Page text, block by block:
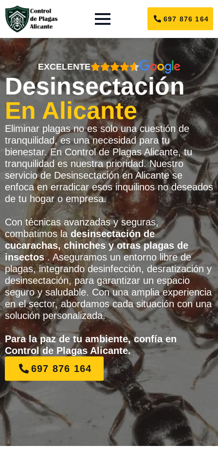
697 876 164
EXCELENTE
Desinsectación
En Alicante
Eliminar plagas no es solo una cuestión de
tranquilidad, es una necesidad para tu
bienestar. En Control de Plagas Alicante, tu
tranquilidad es nuestra prioridad. Nuestro
servicio de Desinsectación en Alicante se
enfoca en erradicar esos inquilinos no deseados
de tu hogar o empresa.
Con técnicas avanzadas y seguras,
combatimos ladesinsectación de
cucarachas, chinches y otras plagas de
insectos. Aseguramos un entorno libre de
plagas, integrando desinfección, desratización y
desinsectación, para garantizar un espacio
seguro y saludable. Con una amplia experiencia
en el sector, abordamos cada situación con una
solución personalizada.
Para la paz de tu ambiente, confía en
Control de Plagas Alicante.
697 876 164